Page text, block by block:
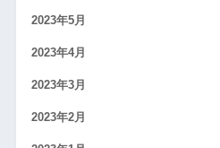
2023年5月
2023年4月
2023年3月
2023年2月